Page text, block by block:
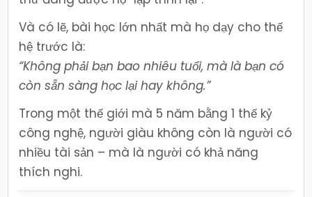
Và có lẽ, bài học lớn nhất mà họ dạy cho thế
hệ trước là:
“Không phải bạn bao nhiêu tuổi, mà là bạn có
còn sẵn sàng học lại hay không.”
Trong một thế giới mà 5 năm bằng 1 thế kỷ
công nghệ, người giàu không còn là người có
nhiều tài sản – mà là người có khả năng
thích nghi.